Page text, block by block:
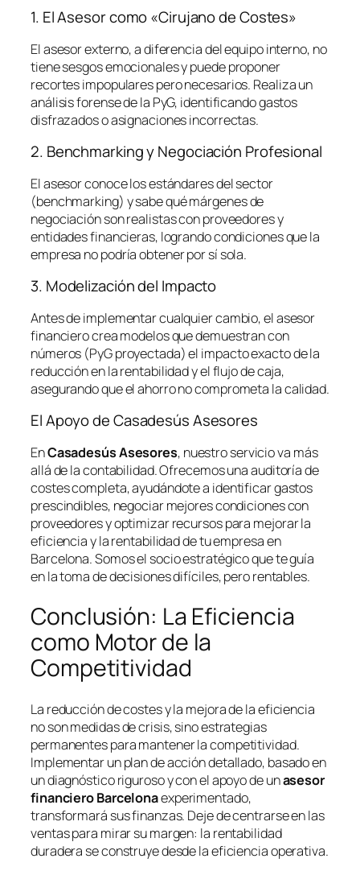
1. El Asesor como «Cirujano de Costes»
El asesor externo, a diferencia del equipo interno, no
tiene sesgos emocionales y puede proponer
recortes impopulares pero necesarios. Realiza un
análisis forense de la PyG, identificando gastos
disfrazados o asignaciones incorrectas.
2. Benchmarking y Negociación Profesional
El asesor conoce los estándares del sector
(benchmarking) y sabe qué márgenes de
negociación son realistas con proveedores y
entidades financieras, logrando condiciones que la
empresa no podría obtener por sí sola.
3. Modelización del Impacto
Antes de implementar cualquier cambio, el asesor
financiero crea modelos que demuestran con
números (PyG proyectada) el impacto exacto de la
reducción en la rentabilidad y el flujo de caja,
asegurando que el ahorro no comprometa la calidad.
El Apoyo de Casadesús Asesores
EnCasadesús Asesores, nuestro servicio va más
allá de la contabilidad. Ofrecemos una auditoría de
costes completa, ayudándote a identificar gastos
prescindibles, negociar mejores condiciones con
proveedores y optimizar recursos para mejorar la
eficiencia y la rentabilidad de tu empresa en
Barcelona. Somos el socio estratégico que te guía
en la toma de decisiones difíciles, pero rentables.
Conclusión: La Eficiencia
como Motor de la
Competitividad
La reducción de costes y la mejora de la eficiencia
no son medidas de crisis, sino estrategias
permanentes para mantener la competitividad.
Implementar un plan de acción detallado, basado en
un diagnóstico riguroso y con el apoyo de unasesor
financiero Barcelonaexperimentado,
transformará sus finanzas. Deje de centrarse en las
ventas para mirar su margen: la rentabilidad
duradera se construye desde la eficiencia operativa.